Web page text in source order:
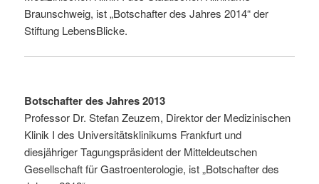
Braunschweig, ist „Botschafter des Jahres 2014“ der
Stiftung LebensBlicke.
Botschafter des Jahres 2013
Professor Dr. Stefan Zeuzem, Direktor der Medizinischen
Klinik I des Universitätsklinikums Frankfurt und
diesjähriger Tagungspräsident der Mitteldeutschen
Gesellschaft für Gastroenterologie, ist „Botschafter des